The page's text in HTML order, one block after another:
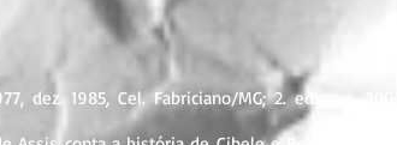
dez. 1985, Cel. Fabriciano/MG; 2. ed. ago. 2004,